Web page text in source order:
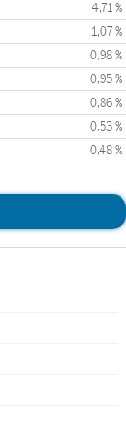
4,71 %
1,07 %
0,98 %
0,95 %
0,86 %
0,53 %
0,48 %